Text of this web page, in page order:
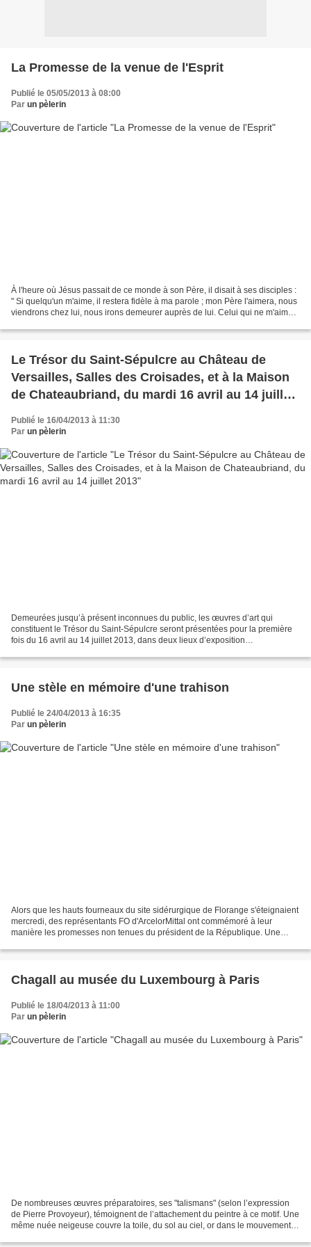
La Promesse de la venue de l'Esprit
Publié le 05/05/2013 à 08:00
Par un pèlerin
À l'heure où Jésus passait de ce monde à son Père, il disait à ses disciples :
" Si quelqu'un m'aime, il restera fidèle à ma parole ; mon Père l'aimera, nous
viendrons chez lui, nous irons demeurer auprès de lui. Celui qui ne m'aime
Le Trésor du Saint-Sépulcre au Château de
Versailles, Salles des Croisades, et à la Maison
de Chateaubriand, du mardi 16 avril au 14 juillet
2013
Publié le 16/04/2013 à 11:30
Par un pèlerin
Demeurées jusqu’à présent inconnues du public, les œuvres d’art qui
constituent le Trésor du Saint-Sépulcre seront présentées pour la première
fois du 16 avril au 14 juillet 2013, dans deux lieux d’exposition
Une stèle en mémoire d'une trahison
Publié le 24/04/2013 à 16:35
Par un pèlerin
Alors que les hauts fourneaux du site sidérurgique de Florange s'éteignaient
mercredi, des représentants FO d'ArcelorMittal ont commémoré à leur
manière les promesses non tenues du président de la République. Une
Chagall au musée du Luxembourg à Paris
Publié le 18/04/2013 à 11:00
Par un pèlerin
De nombreuses œuvres préparatoires, ses "talismans" (selon l’expression
de Pierre Provoyeur), témoignent de l’attachement du peintre à ce motif. Une
même nuée neigeuse couvre la toile, du sol au ciel, or dans le mouvement